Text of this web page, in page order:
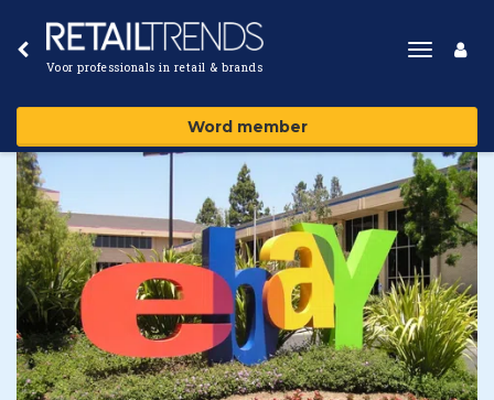
Voor professionals in retail & brands
Toggle
Word member